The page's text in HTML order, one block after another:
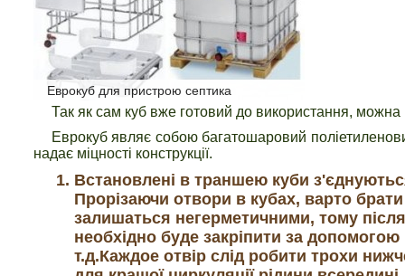
Еврокуб для пристрою септика
Так як сам куб вже готовий до використання,
Еврокуб являє собою багатошаровий
надає міцності конструкції.
Встановлені в траншею куби
Прорізаючи отвори в кубах, варто
залишаться негерметичними, тому
необхідно буде закріпити за
т.д.Каждое отвір слід робити трохи